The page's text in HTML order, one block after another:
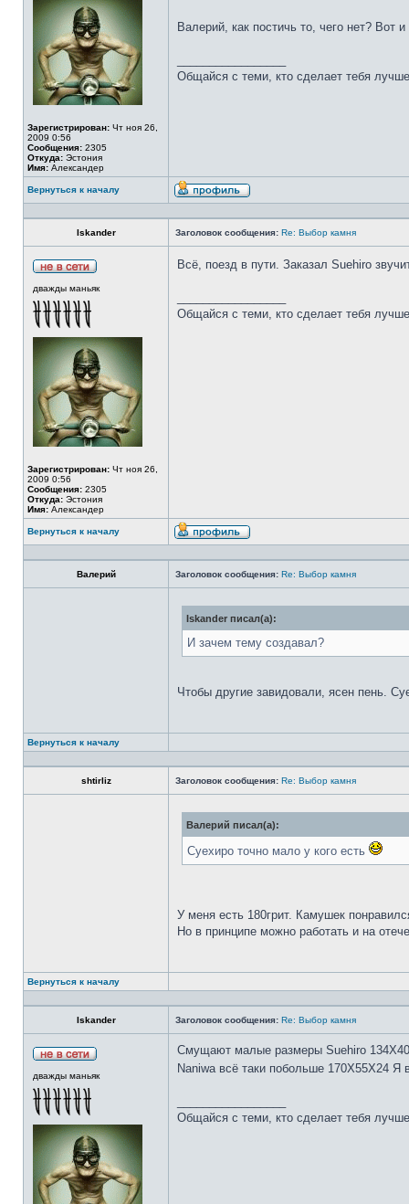
Зарегистрирован: Чт ноя 26,
2009 0:56
Сообщения: 2305
Откуда: Эстония
Имя: Александер
Валерий, как постичь то, чего нет? Вот
Общайся с теми, кто сделает тебя
Вернуться к началу
Iskander Заголовок сообщения: Re: Выбор камня
дважды маньяк
Зарегистрирован: Чт ноя 26,
2009 0:56
Сообщения: 2305
Откуда: Эстония
Имя: Александер
Всё, поезд в пути. Заказал Suehiro
Общайся с теми, кто сделает тебя
Вернуться к началу
Валерий Заголовок сообщения: Re: Выбор камня
Iskander писал(а):
И зачем тему создавал?
Чтобы другие завидовали, ясен пень.
Вернуться к началу
shtirliz Заголовок сообщения: Re: Выбор камня
Валерий писал(а):
Суехиро точно мало у кого есть
У меня есть 180грит. Камушек
Но в принципе можно работать и на
Вернуться к началу
Iskander Заголовок сообщения: Re: Выбор камня
дважды маньяк
Смущают малые размеры Suehiro
Naniwa всё таки побольше 170Х55Х24 Я
Общайся с теми, кто сделает тебя